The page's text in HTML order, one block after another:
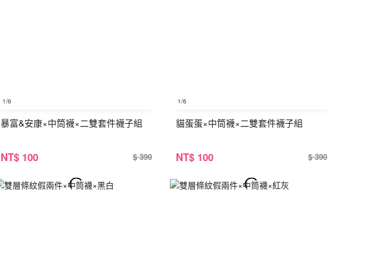
1/6
暴富&安康×中筒襪×二雙套件襪子組
NT$ 100 $ 390
1/6
貓蛋蛋×中筒襪×二雙套件襪子組
NT$ 100 $ 390